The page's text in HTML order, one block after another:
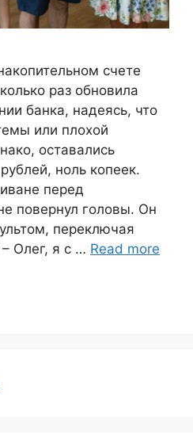
счете
раз обновила
банка, надеясь, что
или плохой
оставались
ноль копеек.
перед
повернул головы. Он
переключая
Олег, я с … Read more